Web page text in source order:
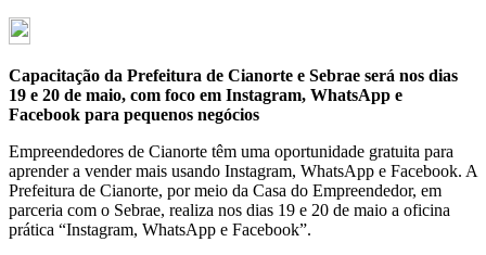
Capacitação da Prefeitura de Cianorte e Sebrae será nos dias
19 e 20 de maio, com foco em Instagram, WhatsApp e
Facebook para pequenos negócios
Empreendedores de Cianorte têm uma oportunidade gratuita para
aprender a vender mais usando Instagram, WhatsApp e Facebook. A
Prefeitura de Cianorte, por meio da Casa do Empreendedor, em
parceria com o Sebrae, realiza nos dias 19 e 20 de maio a oficina
prática “Instagram, WhatsApp e Facebook”.